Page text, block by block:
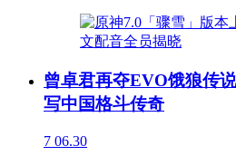
曾卓君再夺EVO饿狼传
写中国格斗传奇
7 06.30